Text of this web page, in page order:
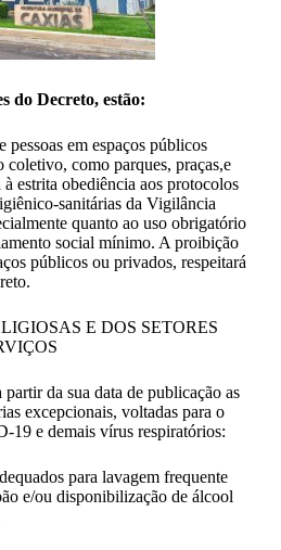
do Decreto, estão:
pessoas em espaços públicos
coletivo, como parques, praças,e
estrita obediência aos protocolos
sanitárias da Vigilância
quanto ao uso obrigatório
social mínimo. A proibição
públicos ou privados, respeitará
E DOS SETORES
da sua data de publicação as
excepcionais, voltadas para o
19 e demais vírus respiratórios:
para lavagem frequente
e/ou disponibilização de álcool